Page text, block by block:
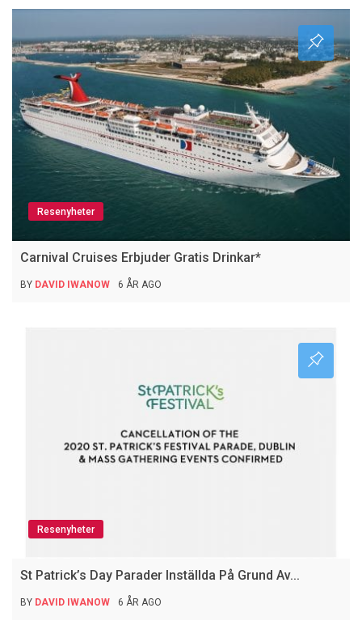
Resenyheter
Carnival Cruises Erbjuder Gratis Drinkar*
BY DAVID IWANOW 6 ÅR AGO
Resenyheter
St Patrick’s Day Parader Inställda På Grund Av...
BY DAVID IWANOW 6 ÅR AGO